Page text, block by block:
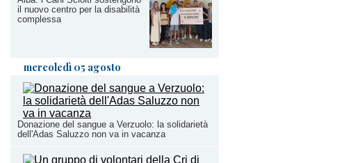
il nuovo centro per la disabilità
complessa
mercoledì 05 agosto
Donazione del sangue a Verzuolo: la solidarietà
dell'Adas Saluzzo non va in vacanza